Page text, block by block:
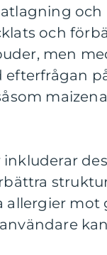
och
men
allergier